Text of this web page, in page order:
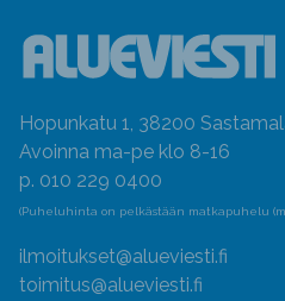
Hopunkatu 1, 38200
Avoinna ma-pe klo 8-16
p. 010 229 0400
(Puheluhinta on pelkästään matkapuhelu
ilmoitukset@alueviesti.fi
toimitus@alueviesti.fi